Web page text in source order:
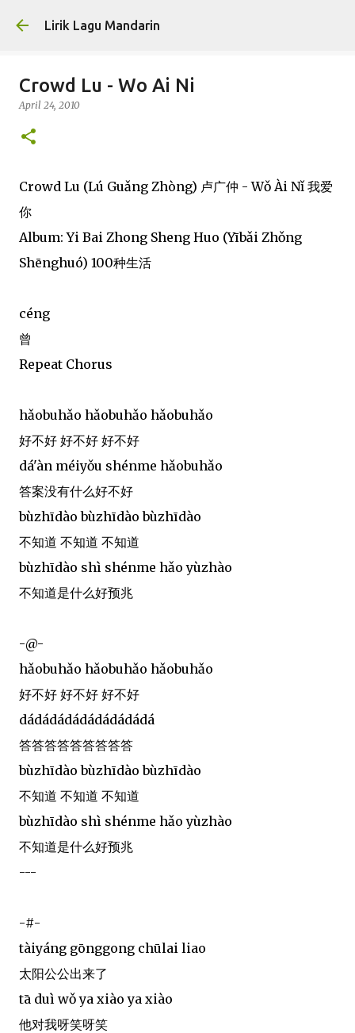
Skip to main content
Lirik Lagu Mandarin
Crowd Lu - Wo Ai Ni
April 24, 2010
Crowd Lu (Lú Guǎng Zhòng) 卢广仲 - Wǒ Ài Nǐ 我爱
你
Album: Yi Bai Zhong Sheng Huo (Yībǎi Zhǒng
Shēnghuó) 100种生活
céng
曾
Repeat Chorus
hǎobuhǎo hǎobuhǎo hǎobuhǎo
好不好 好不好 好不好
dá'àn méiyǒu shénme hǎobuhǎo
答案没有什么好不好
bùzhīdào bùzhīdào bùzhīdào
不知道 不知道 不知道
bùzhīdào shì shénme hǎo yùzhào
不知道是什么好预兆
-@-
hǎobuhǎo hǎobuhǎo hǎobuhǎo
好不好 好不好 好不好
dádádádádádádádádá
答答答答答答答答答
bùzhīdào bùzhīdào bùzhīdào
不知道 不知道 不知道
bùzhīdào shì shénme hǎo yùzhào
不知道是什么好预兆
---
-#-
tàiyáng gōnggong chūlai liao
太阳公公出来了
tā duì wǒ ya xiào ya xiào
他对我呀笑呀笑